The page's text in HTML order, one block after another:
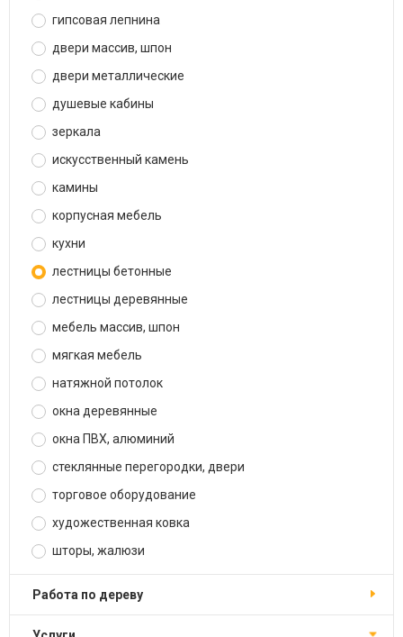
гипсовая лепнина
двери массив, шпон
двери металлические
душевые кабины
зеркала
искусственный камень
камины
корпусная мебель
кухни
лестницы бетонные
лестницы деревянные
мебель массив, шпон
мягкая мебель
натяжной потолок
окна деревянные
окна ПВХ, алюминий
стеклянные перегородки, двери
торговое оборудование
художественная ковка
шторы, жалюзи
работа по дереву